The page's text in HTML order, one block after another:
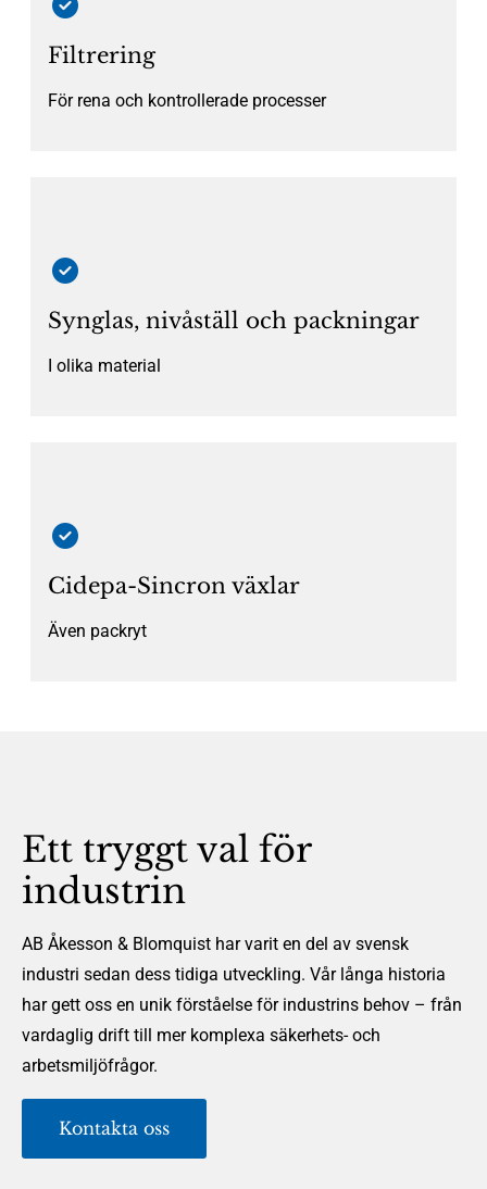
Filtrering
För rena och kontrollerade processer
Synglas, nivåställ och packningar
I olika material
Cidepa-Sincron växlar
Även packryt
Ett tryggt val för
industrin
AB Åkesson & Blomquist har varit en del av svensk
industri sedan dess tidiga utveckling. Vår långa historia
har gett oss en unik förståelse för industrins behov – från
vardaglig drift till mer komplexa säkerhets- och
arbetsmiljöfrågor.
Kontakta oss